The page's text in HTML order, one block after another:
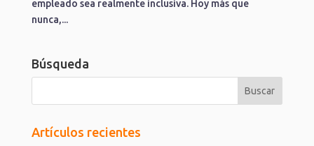
empleado sea realmente inclusiva. Hoy más que
nunca,...
Búsqueda
Artículos recientes